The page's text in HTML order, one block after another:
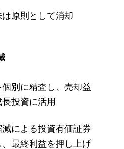
原則として消却
別に精査し、売却益
投資に活用
による投資有価証券
最終利益を押し上げ